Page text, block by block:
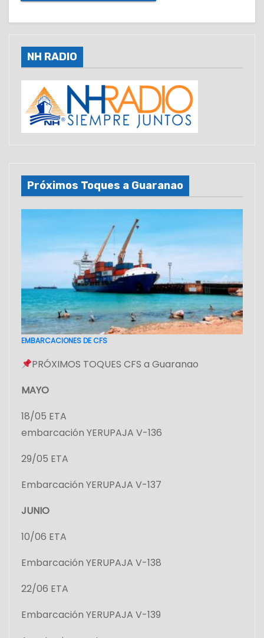
NH RADIO
Próximos Toques a Guaranao
EMBARCACIONES DE CFS
PRÓXIMOS TOQUES CFS a Guaranao
MAYO
18/05 ETA
embarcación YERUPAJA V-136
29/05 ETA
Embarcación YERUPAJA V-137
JUNIO
10/06 ETA
Embarcación YERUPAJA V-138
22/06 ETA
Embarcación YERUPAJA V-139